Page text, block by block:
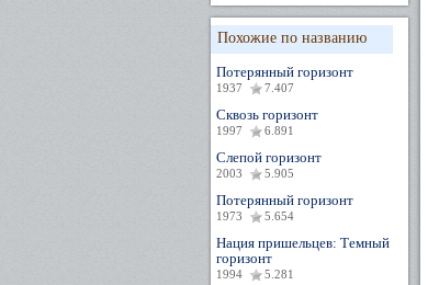
Похожие по названию
Потерянный горизонт
1937 7.407
Сквозь горизонт
1997 6.891
Слепой горизонт
2003 5.905
Потерянный горизонт
1973 5.654
Нация пришельцев: Темный
горизонт
1994 5.281